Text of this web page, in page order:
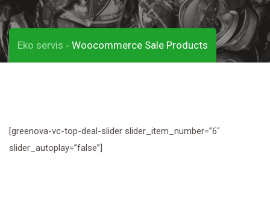
t
Eko servis - Woocommerce Sale Products
[greenova-vc-top-deal-slider slider_item_number=”6″
slider_autoplay=”false”]